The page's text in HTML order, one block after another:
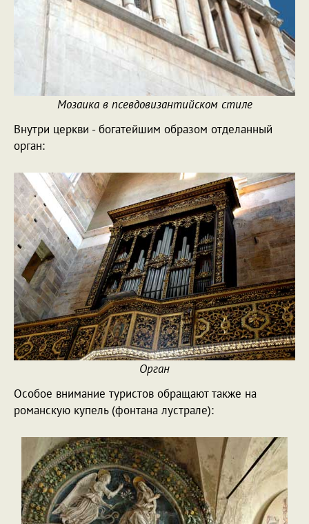
Мозаика в псевдовизантийском стиле
Внутри церкви - богатейшим образом отделанный
орган:
Орган
Особое внимание туристов обращают также на
романскую купель (фонтана лустрале):